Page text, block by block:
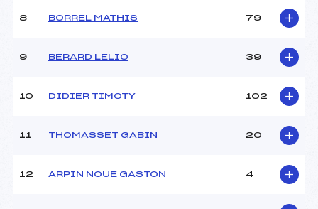
Ouvreurs C :
13.15
NARQUIN (SA)
8 BORREL MATHIS 79
9 BERARD LELIO 39
10 DIDIER TIMOTY 102
11 THOMASSET GABIN 20
12 ARPIN NOUE GASTON 4